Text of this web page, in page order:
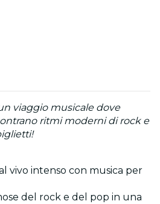
viaggio musicale dove
ritmi moderni di rock e
vivo intenso con musica per
del rock e del pop in una